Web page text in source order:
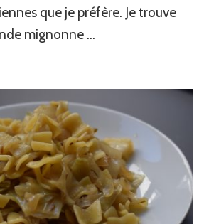
que je préfère. Je trouve
mignonne …